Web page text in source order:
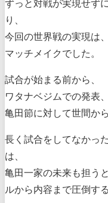
ずっと対戦が実現せず
り、
今回の世界戦の実現は
マッチメイクでした。
試合が始まる前から、
ワタナベジムでの発表
亀田節に対して世間か
長く試合をしてなかっ
は、
亀田一家の未来も担う
ルから内容まで圧倒す